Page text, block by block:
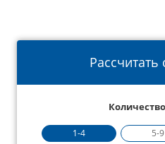
Рассчитать
1-4 5-9